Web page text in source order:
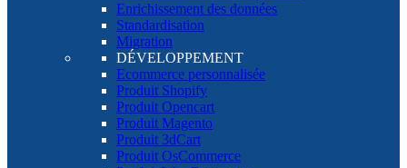
Enrichissement des données
Standardisation
Migration
DÉVELOPPEMENT
Ecommerce personnalisée
Produit Shopify
Produit Opencart
Produit Magento
Produit 3dCart
Produit OsCommerce